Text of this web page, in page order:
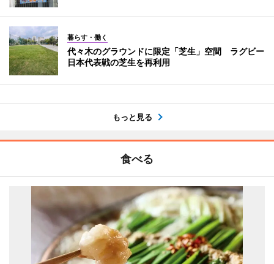
暮らす・働く
代々木のグラウンドに限定「芝生」空間 ラグビー
日本代表戦の芝生を再利用
もっと見る
食べる